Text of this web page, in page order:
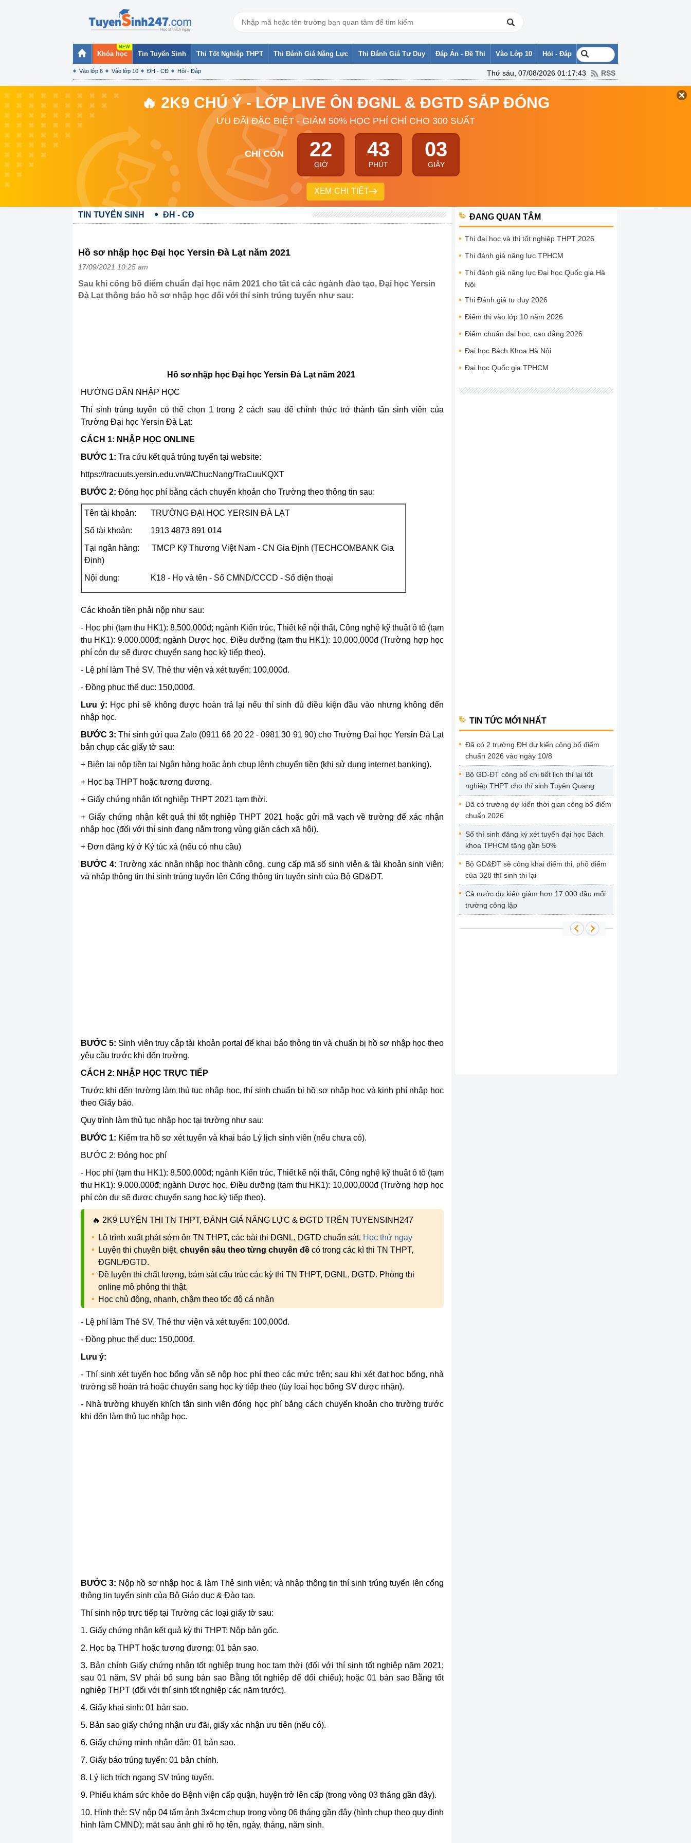
Khóa học Tin Tuyển Sinh
Vào lớp 6 Vào lớp 10 ĐH - CĐ Hỏi - Đáp
Thi Tốt Nghiệp THPT Thi Đánh Giá Năng Lực Thi Đánh Giá Tư Duy Đáp Án - Đề Thi Vào Lớp 10 Hỏi - Đáp
Thứ sáu, 07/08/2026 01:17:43 RSS
🔥 2K9 CHÚ Ý - LỚP LIVE ÔN ĐGNL & ĐGTD SẮP ĐÓNG
ƯU ĐÃI ĐẶC BIỆT - GIẢM 50% HỌC PHÍ CHỈ CHO 300 SUẤT
CHỈ CÒN 22
GIỜ
43
PHÚT
02
GIÂY
XEM CHI TIẾT
TIN TUYỂN SINH ĐH - CĐ
Hồ sơ nhập học Đại học Yersin Đà Lạt năm 2021
17/09/2021 10:25 am
Sau khi công bố điểm chuẩn đại học năm 2021 cho tất cả các ngành đào tạo, Đại học Yersin
Đà Lạt thông báo hồ sơ nhập học đối với thí sinh trúng tuyển như sau:
Hồ sơ nhập học Đại học Yersin Đà Lạt năm 2021
HƯỚNG DẪN NHẬP HỌC
Thí sinh trúng tuyển có thể chọn 1 trong 2 cách sau để chính thức trở thành tân sinh viên của
Trường Đại học Yersin Đà Lạt:
CÁCH 1: NHẬP HỌC ONLINE
BƯỚC 1: Tra cứu kết quả trúng tuyển tại website:
https://tracuuts.yersin.edu.vn/#/ChucNang/TraCuuKQXT
BƯỚC 2: Đóng học phí bằng cách chuyển khoản cho Trường theo thông tin sau:
Tên tài khoản: TRƯỜNG ĐẠI HỌC YERSIN ĐÀ LẠT
Số tài khoản: 1913 4873 891 014
Tại ngân hàng: TMCP Kỹ Thương Việt Nam - CN Gia Định (TECHCOMBANK Gia
Định)
Nội dung:
K18 - Họ và tên - Số CMND/CCCD - Số điện thoại
Các khoản tiền phải nộp như sau:
- Học phí (tạm thu HK1): 8,500,000đ; ngành Kiến trúc, Thiết kế nội thất, Công nghệ kỹ thuật ô tô (tạm
thu HK1): 9.000.000đ; ngành Dược học, Điều dưỡng (tạm thu HK1): 10,000,000đ (Trường hợp học
phí còn dư sẽ được chuyển sang học kỳ tiếp theo).
- Lệ phí làm Thẻ SV, Thẻ thư viện và xét tuyển: 100,000đ.
- Đồng phục thể dục: 150,000đ.
Lưu ý: Học phí sẽ không được hoàn trả lại nếu thí sinh đủ điều kiện đầu vào nhưng không đến
nhập học.
BƯỚC 3: Thí sinh gửi qua Zalo (0911 66 20 22 - 0981 30 91 90) cho Trường Đại học Yersin Đà Lạt
bản chụp các giấy tờ sau:
+ Biên lai nộp tiền tại Ngân hàng hoặc ảnh chụp lệnh chuyển tiền (khi sử dụng internet banking).
+ Học bạ THPT hoặc tương đương.
+ Giấy chứng nhận tốt nghiệp THPT 2021 tạm thời.
+ Giấy chứng nhận kết quả thi tốt nghiệp THPT 2021 hoặc gửi mã vạch về trường để xác nhận
nhập học (đối với thí sinh đang nằm trong vùng giãn cách xã hội).
+ Đơn đăng ký ở Ký túc xá (nếu có nhu cầu)
BƯỚC 4: Trường xác nhận nhập học thành công, cung cấp mã số sinh viên & tài khoản sinh viên;
và nhập thông tin thí sinh trúng tuyển lên Cổng thông tin tuyển sinh của Bộ GD&ĐT.
BƯỚC 5: Sinh viên truy cập tài khoản portal để khai báo thông tin và chuẩn bị hồ sơ nhập học theo
yêu cầu trước khi đến trường.
CÁCH 2: NHẬP HỌC TRỰC TIẾP
Trước khi đến trường làm thủ tục nhập học, thí sinh chuẩn bị hồ sơ nhập học và kinh phí nhập học
theo Giấy báo.
Quy trình làm thủ tục nhập học tại trường như sau:
BƯỚC 1: Kiểm tra hồ sơ xét tuyển và khai báo Lý lịch sinh viên (nếu chưa có).
BƯỚC 2: Đóng học phí
- Học phí (tạm thu HK1): 8,500,000đ; ngành Kiến trúc, Thiết kế nội thất, Công nghệ kỹ thuật ô tô (tạm
thu HK1): 9.000.000đ; ngành Dược học, Điều dưỡng (tạm thu HK1): 10,000,000đ (Trường hợp học
phí còn dư sẽ được chuyển sang học kỳ tiếp theo).
🔥 2K9 LUYỆN THI TN THPT, ĐÁNH GIÁ NĂNG LỰC & ĐGTD TRÊN TUYENSINH247
Lộ trình xuất phát sớm ôn TN THPT, các bài thi ĐGNL, ĐGTD chuẩn sát. Học thử ngay
Luyện thi chuyên biệt, chuyên sâu theo từng chuyên đề có trong các kì thi TN THPT,
ĐGNL/ĐGTD.
Đề luyện thi chất lượng, bám sát cấu trúc các kỳ thi TN THPT, ĐGNL, ĐGTD. Phòng thi
online mô phỏng thi thật.
Học chủ động, nhanh, chậm theo tốc độ cá nhân
- Lệ phí làm Thẻ SV, Thẻ thư viện và xét tuyển: 100,000đ.
- Đồng phục thể dục: 150,000đ.
Lưu ý:
- Thí sinh xét tuyển học bổng vẫn sẽ nộp học phí theo các mức trên; sau khi xét đạt học bổng, nhà
trường sẽ hoàn trả hoặc chuyển sang học kỳ tiếp theo (tùy loại học bổng SV được nhận).
- Nhà trường khuyến khích tân sinh viên đóng học phí bằng cách chuyển khoản cho trường trước
khi đến làm thủ tục nhập học.
BƯỚC 3: Nộp hồ sơ nhập học & làm Thẻ sinh viên; và nhập thông tin thí sinh trúng tuyển lên cổng
thông tin tuyển sinh của Bộ Giáo dục & Đào tạo.
Thí sinh nộp trực tiếp tại Trường các loại giấy tờ sau:
1. Giấy chứng nhận kết quả kỳ thi THPT: Nộp bản gốc.
2. Học bạ THPT hoặc tương đương: 01 bản sao.
3. Bản chính Giấy chứng nhận tốt nghiệp trung học tạm thời (đối với thí sinh tốt nghiệp năm 2021;
sau 01 năm, SV phải bổ sung bản sao Bằng tốt nghiệp để đối chiếu); hoặc 01 bản sao Bằng tốt
nghiệp THPT (đối với thí sinh tốt nghiệp các năm trước).
4. Giấy khai sinh: 01 bản sao.
5. Bản sao giấy chứng nhận ưu đãi, giấy xác nhận ưu tiên (nếu có).
6. Giấy chứng minh nhân dân: 01 bản sao.
7. Giấy báo trúng tuyển: 01 bản chính.
8. Lý lịch trích ngang SV trúng tuyển.
9. Phiếu khám sức khỏe do Bệnh viện cấp quận, huyện trở lên cấp (trong vòng 03 tháng gần đây).
10. Hình thẻ: SV nộp 04 tấm ảnh 3x4cm chụp trong vòng 06 tháng gần đây (hình chụp theo quy định
hình làm CMND); mặt sau ảnh ghi rõ họ tên, ngày, tháng, năm sinh.
ĐANG QUAN TÂM
Thi đại học và thi tốt nghiệp THPT 2026
Thi đánh giá năng lực TPHCM
Thi đánh giá năng lực Đại học Quốc gia Hà
Nội
Thi Đánh giá tư duy 2026
Điểm thi vào lớp 10 năm 2026
Điểm chuẩn đại học, cao đẳng 2026
Đại học Bách Khoa Hà Nội
Đại học Quốc gia TPHCM
TIN TỨC MỚI NHẤT
Đã có 2 trường ĐH dự kiến công bố điểm
chuẩn 2026 vào ngày 10/8
Bộ GD-ĐT công bố chi tiết lịch thi lại tốt
nghiệp THPT cho thí sinh Tuyên Quang
Đã có trường dự kiến thời gian công bố điểm
chuẩn 2026
Số thí sinh đăng ký xét tuyển đại học Bách
khoa TPHCM tăng gần 50%
Bộ GD&ĐT sẽ công khai điểm thi, phổ điểm
của 328 thí sinh thi lại
Cả nước dự kiến giảm hơn 17.000 đầu mối
trường công lập